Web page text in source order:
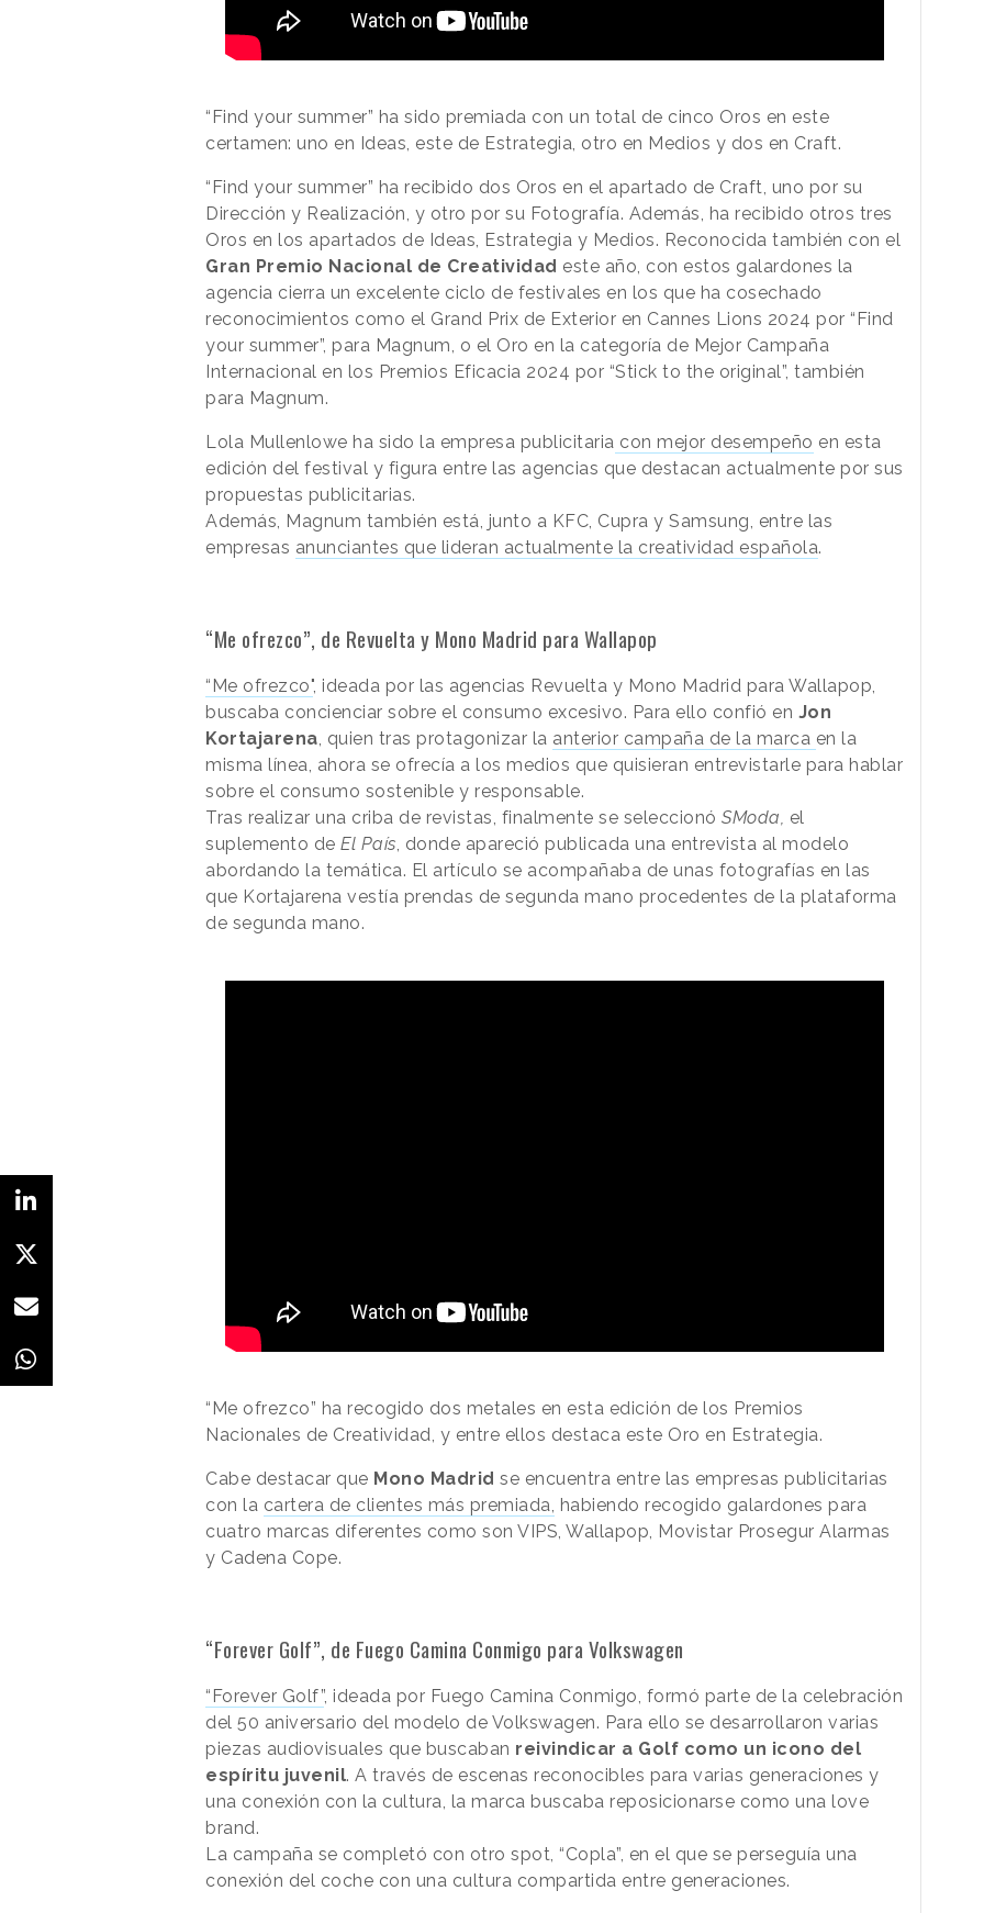
“Find your summer” ha sido premiada con un total de cinco Oros en este
certamen: uno en Ideas, este de Estrategia, otro en Medios y dos en Craft.
“Find your summer” ha recibido dos Oros en el apartado de Craft, uno por su
Dirección y Realización, y otro por su Fotografía. Además, ha recibido otros tres
Oros en los apartados de Ideas, Estrategia y Medios. Reconocida también con el
Gran Premio Nacional de Creatividad este año, con estos galardones la
agencia cierra un excelente ciclo de festivales en los que ha cosechado
reconocimientos como el Grand Prix de Exterior en Cannes Lions 2024 por “Find
your summer”, para Magnum, o el Oro en la categoría de Mejor Campaña
Internacional en los Premios Eficacia 2024 por “Stick to the original”, también
para Magnum.
Lola Mullenlowe ha sido la empresa publicitaria con mejor desempeño en esta
edición del festival y figura entre las agencias que destacan actualmente por sus
propuestas publicitarias.
Además, Magnum también está, junto a KFC, Cupra y Samsung, entre las
empresas anunciantes que lideran actualmente la creatividad española.
“Me ofrezco”, de Revuelta y Mono Madrid para Wallapop
“Me ofrezco", ideada por las agencias Revuelta y Mono Madrid para Wallapop,
buscaba concienciar sobre el consumo excesivo. Para ello confió en Jon
Kortajarena , quien tras protagonizar la anterior campaña de la marca en la
misma línea, ahora se ofrecía a los medios que quisieran entrevistarle para hablar
sobre el consumo sostenible y responsable.
Tras realizar una criba de revistas, finalmente se seleccionó SModa, el
suplemento de El País , donde apareció publicada una entrevista al modelo
abordando la temática. El artículo se acompañaba de unas fotografías en las
que Kortajarena vestía prendas de segunda mano procedentes de la plataforma
de segunda mano.
“Me ofrezco” ha recogido dos metales en esta edición de los Premios
Nacionales de Creatividad, y entre ellos destaca este Oro en Estrategia.
Cabe destacar que Mono Madrid se encuentra entre las empresas publicitarias
con la cartera de clientes más premiada, habiendo recogido galardones para
cuatro marcas diferentes como son VIPS, Wallapop, Movistar Prosegur Alarmas
y Cadena Cope.
“Forever Golf”, de Fuego Camina Conmigo para Volkswagen
“Forever Golf”, ideada por Fuego Camina Conmigo, formó parte de la celebración
del 50 aniversario del modelo de Volkswagen. Para ello se desarrollaron varias
piezas audiovisuales que buscaban reivindicar a Golf como un icono del
espíritu juvenil. A través de escenas reconocibles para varias generaciones y
una conexión con la cultura, la marca buscaba reposicionarse como una love
brand.
La campaña se completó con otro spot, “Copla”, en el que se perseguía una
conexión del coche con una cultura compartida entre generaciones.